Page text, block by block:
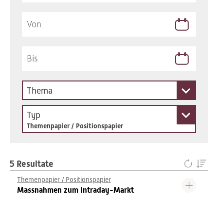
Thema
Typ
Themenpapier / Positionspapier
5 Resultate
Themenpapier / Positionspapier
Massnahmen zum Intraday-Markt